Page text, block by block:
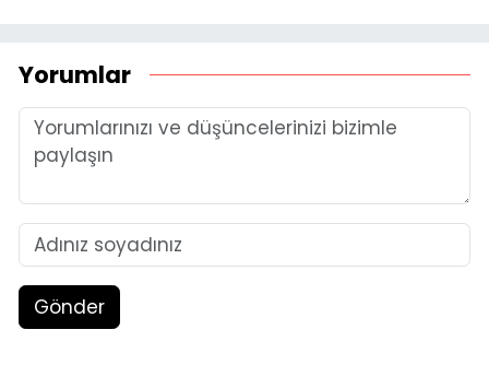
Yorumlar
Gönder